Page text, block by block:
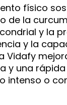
físico
de la
y la
y la
y una
intenso o